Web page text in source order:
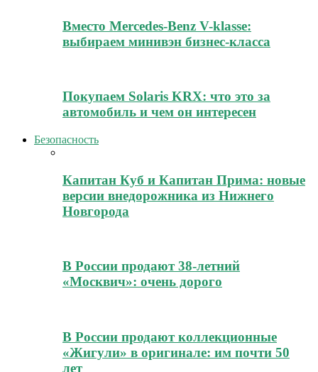
Вместо Mercedes-Benz V-klasse:
выбираем минивэн бизнес-класса
Покупаем Solaris KRX: что это за
автомобиль и чем он интересен
Безопасность
Капитан Куб и Капитан Прима: новые
версии внедорожника из Нижнего
Новгорода
В России продают 38-летний
«Москвич»: очень дорого
В России продают коллекционные
«Жигули» в оригинале: им почти 50
лет